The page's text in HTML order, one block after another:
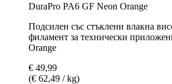
DuraPro PA6 GF Neon Orange
Подсилен със стъклени влакна
филамент за технически
Orange
€ 49,99
(€ 62,49 / kg)